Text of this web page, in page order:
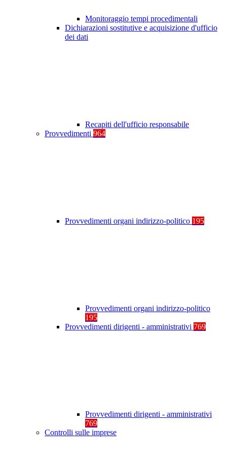
Monitoraggio tempi procedimentali
Dichiarazioni sostitutive e acquisizione d'ufficio
dei dati
Recapiti dell'ufficio responsabile
Provvedimenti 964
Provvedimenti organi indirizzo-politico 195
Provvedimenti organi indirizzo-politico
195
Provvedimenti dirigenti - amministrativi 769
Provvedimenti dirigenti - amministrativi
769
Controlli sulle imprese